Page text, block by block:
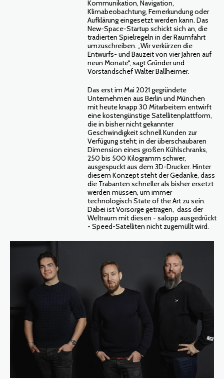
Kommunikation, Navigation,
Klimabeobachtung, Fernerkundung oder
Aufklärung eingesetzt werden kann. Das
New-Space-Startup schickt sich an, die
tradierten Spielregeln in der Raumfahrt
umzuschreiben. „Wir verkürzen die
Entwurfs- und Bauzeit von vier Jahren auf
neun Monate“, sagt Gründer und
Vorstandschef Walter Ballheimer.
Das erst im Mai 2021 gegründete
Unternehmen aus Berlin und München
mit heute knapp 30 Mitarbeitern entwirft
eine kostengünstige Satellitenplattform,
die in bisher nicht gekannter
Geschwindigkeit schnell Kunden zur
Verfügung steht; in der überschaubaren
Dimension eines großen Kühlschranks,
250 bis 500 Kilogramm schwer,
ausgespuckt aus dem 3D-Drucker. Hinter
diesem Konzept steht der Gedanke, dass
die Trabanten schneller als bisher ersetzt
werden müssen, um immer
technologisch State of the Art zu sein.
Dabei ist Vorsorge getragen, dass der
Weltraum mit diesen - salopp ausgedrückt
- Speed-Satelliten nicht zugemüllt wird.